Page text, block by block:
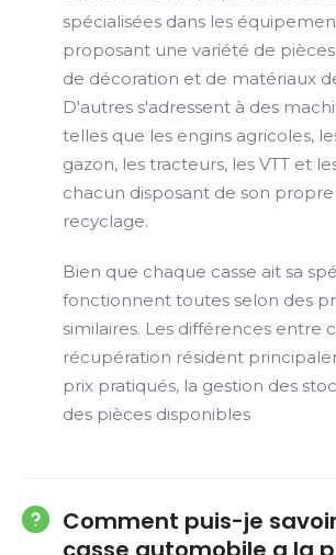
spécialisées dans les
proposant une variété de
de décoration et de matériaux
D'autres s'adressent à des
telles que les engins agricoles,
gazon, les tracteurs, les VTT et
chacun disposant de son
recyclage.
Bien que chaque casse ait sa
fonctionnent toutes selon des
similaires. Les différences entre
récupération résident
prix pratiqués, la gestion des
des pièces disponibles
Comment puis-je